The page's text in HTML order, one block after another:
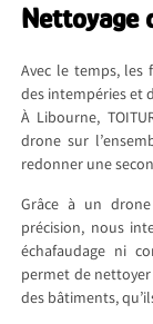
Nettoyage
Avec le temps, les
des intempéries et
À Libourne,
drone sur
redonner une
Grâce à un
précision, nous
échafaudage ni
permet de
des bâtiments,